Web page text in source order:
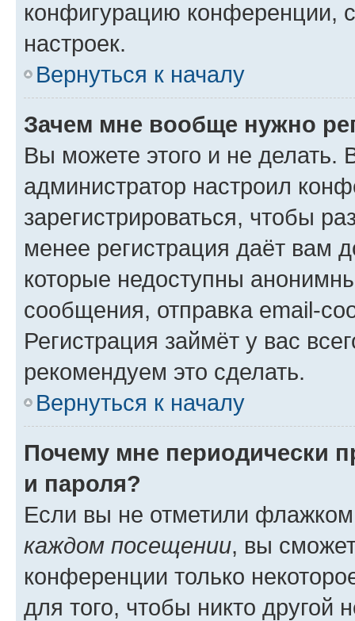
конфигурацию конференции,
настроек.
Вернуться к началу
Зачем мне вообще нужно
Вы можете этого и не делать.
администратор настроил
зарегистрироваться, чтобы
менее регистрация даёт вам
которые недоступны
сообщения, отправка email-
Регистрация займёт у вас
рекомендуем это сделать.
Вернуться к началу
Почему мне периодически
и пароля?
Если вы не отметили
каждом посещении, вы
конференции только
для того, чтобы никто другой